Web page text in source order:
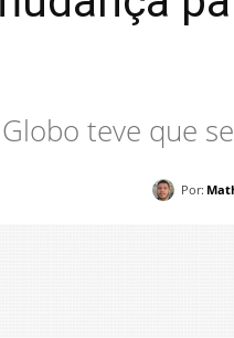
teve que
Por: